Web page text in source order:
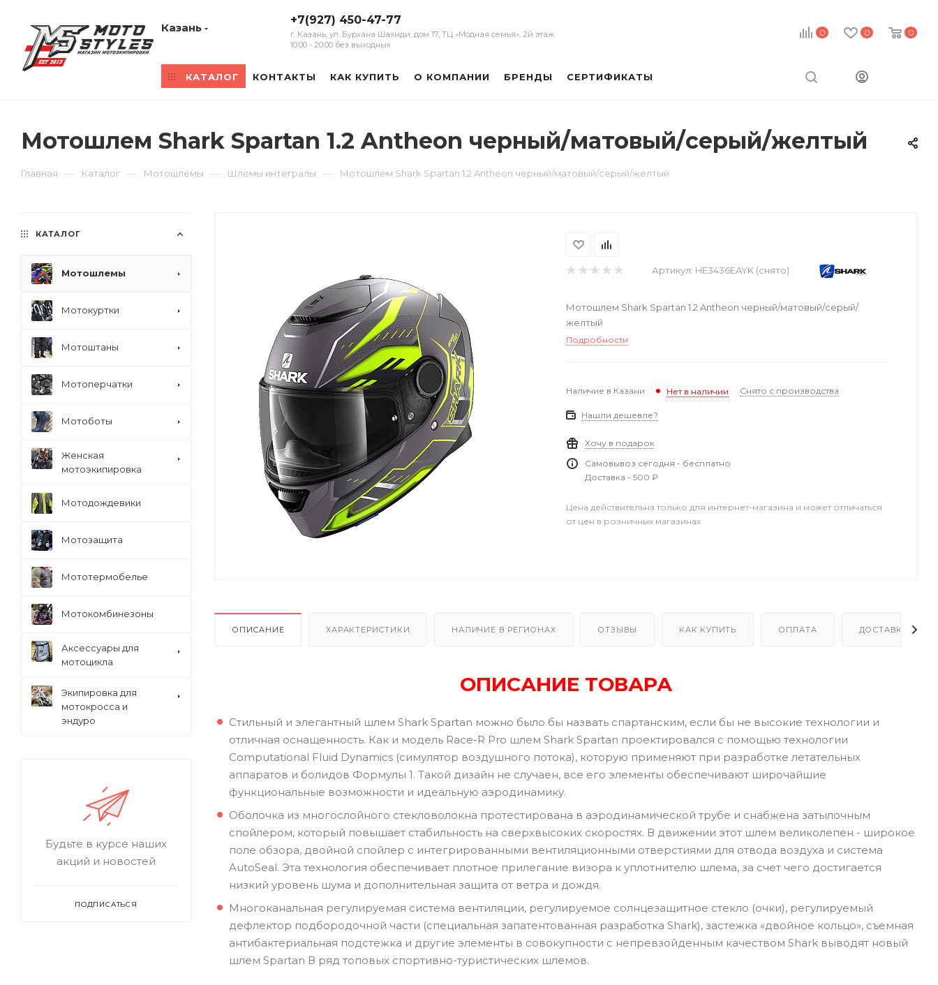
0 0 0
Казань
+7(927) 450-47-77
г. Казань, ул. Бурхана Шахиди, дом 17, ТЦ «Модная семья», 2й этаж
10:00 - 20:00 без выходных
КАТАЛОГ КОНТАКТЫ КАК КУПИТЬ О КОМПАНИИ БРЕНДЫ СЕРТИФИКАТЫ
Мотошлем Shark Spartan 1.2 Antheon черный/матовый/серый/желтый
Главная — Каталог — Мотошлемы — Шлемы интегралы — Мотошлем Shark Spartan 1.2 Antheon черный/матовый/серый/желтый
Артикул: HE3436EAYK (снято)
Мотошлем Shark Spartan 1.2 Antheon черный/матовый/серый/
желтый
Подробности
Наличие в Казани Нет в наличии Снято с производства
Нашли дешевле?
Хочу в подарок
Самовывоз сегодня - бесплатно
Доставка - 500 ₽
Цена действительна только для интернет-магазина и может отличаться
от цен в розничных магазинах
ОПИСАНИЕ ХАРАКТЕРИСТИКИ НАЛИЧИЕ В РЕГИОНАХ ОТЗЫВЫ КАК КУПИТЬ ОПЛАТА ДОСТАВКА
ОПИСАНИЕ ТОВАРА
Стильный и элегантный шлем Shark Spartan можно было бы назвать спартанским, если бы не высокие технологии и
отличная оснащенность. Как и модель Race-R Pro шлем Shark Spartan проектировался с помощью технологии
Computational Fluid Dynamics (симулятор воздушного потока), которую применяют при разработке летательных
аппаратов и болидов Формулы 1. Такой дизайн не случаен, все его элементы обеспечивают широчайшие
функциональные возможности и идеальную аэродинамику.
Оболочка из многослойного стекловолокна протестирована в аэродинамической трубе и снабжена затылочным
спойлером, который повышает стабильность на сверхвысоких скоростях. В движении этот шлем великолепен - широкое
поле обзора, двойной спойлер с интегрированными вентиляционными отверстиями для отвода воздуха и система
AutoSeal. Эта технология обеспечивает плотное прилегание визора к уплотнителю шлема, за счет чего достигается
низкий уровень шума и дополнительная защита от ветра и дождя.
Многоканальная регулируемая система вентиляции, регулируемое солнцезащитное стекло (очки), регулируемый
дефлектор подбородочной части (специальная запатентованная разработка Shark), застежка «двойное кольцо», съемная
антибактериальная подстежка и другие элементы в совокупности с непревзойденным качеством Shark выводят новый
шлем Spartan В ряд топовых спортивно-туристических шлемов.
КАТАЛОГ
Мотошлемы
Мотокуртки
Мотоштаны
Мотоперчатки
Мотоботы
Женская
мотоэкипировка
Мотодождевики
Мотозащита
Мототермобелье
Мотокомбинезоны
Аксессуары для
мотоцикла
Экипировка для
мотокросса и
эндуро
Будьте в курсе наших
акций и новостей
ПОДПИСАТЬСЯ